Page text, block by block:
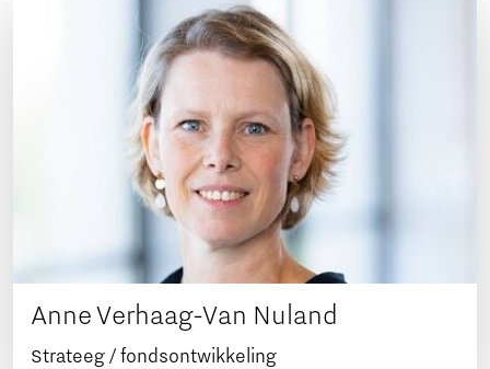
Anne Verhaag-Van Nuland
Strateeg / fondsontwikkeling